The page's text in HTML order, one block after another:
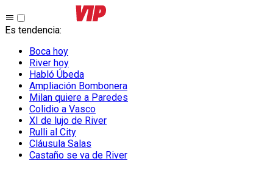
Es tendencia:
Boca hoy
River hoy
Habló Úbeda
Ampliación Bombonera
Milan quiere a Paredes
Colidio a Vasco
XI de lujo de River
Rulli al City
Cláusula Salas
Castaño se va de River